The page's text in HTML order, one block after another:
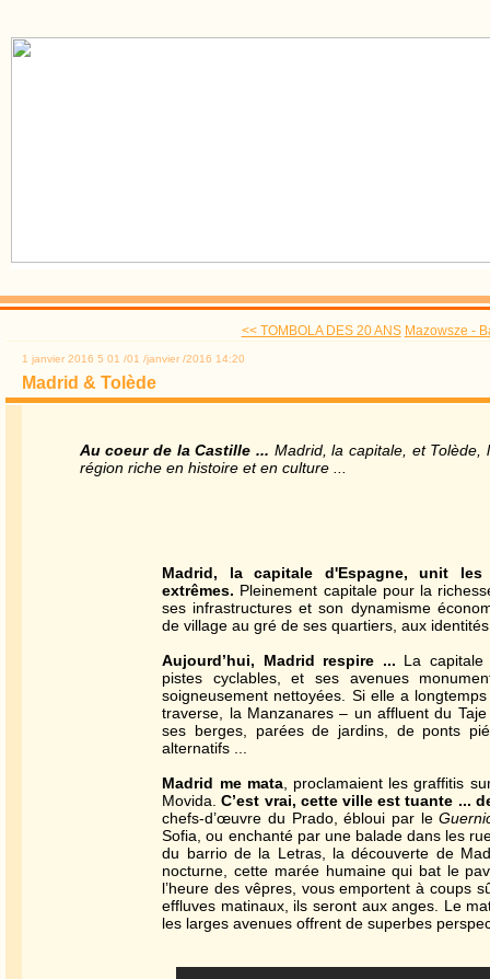
<< TOMBOLA DES 20 ANS Mazowsze -
1 janvier 2016 5 01 /01 /janvier /2016 14:20
Madrid & Tolède
Au coeur de la Castille ... Madrid, la capitale, et Tolède,
région riche en histoire et en culture ...
Madrid, la capitale d'Espagne, unit
extrêmes. Pleinement capitale pour la
ses infrastructures et son dynamisme
de village au gré de ses quartiers, aux
Aujourd’hui, Madrid respire ... La
pistes cyclables, et ses avenues
soigneusement nettoyées. Si elle a
traverse, la Manzanares – un affluent du
ses berges, parées de jardins, de ponts
alternatifs ...
Madrid me mata, proclamaient les graffitis
Movida.C’est vrai, cette ville est tuante ...
chefs-d’œuvre du Prado, ébloui par le
Sofia, ou enchanté par une balade dans les
du barrio de la Letras, la découverte de
nocturne, cette marée humaine qui bat le
l’heure des vêpres, vous emportent à coups
effluves matinaux, ils seront aux anges. Le
les larges avenues offrent de superbes